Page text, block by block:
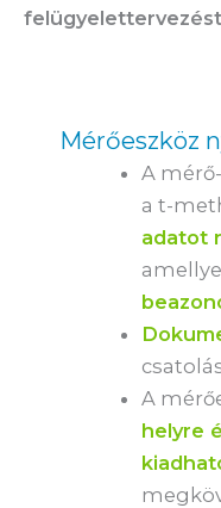
Mérőeszköz
A
a t-
adatot
A
helyre